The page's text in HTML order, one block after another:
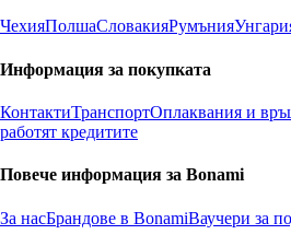
ЧехияПолшаСловакияРумъния
Информация за покупката
КонтактиТранспортОплаквания и
работят кредитите
Повече информация за Bonami
За насБрандове в BonamiВаучери за